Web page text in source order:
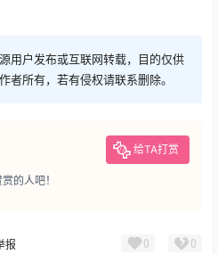
用户发布或互联网转载，目的仅供
者所有，若有侵权请联系删除。
给TA打赏
的人吧！
报 0 0